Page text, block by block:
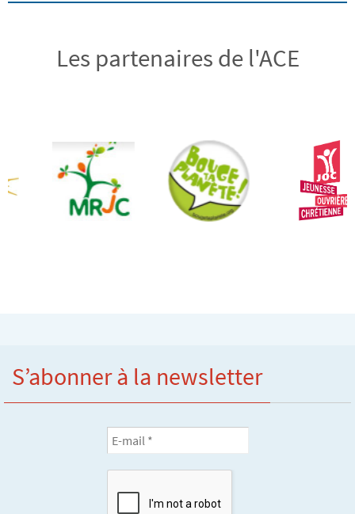
Les partenaires de l'ACE
S’abonner à la newsletter